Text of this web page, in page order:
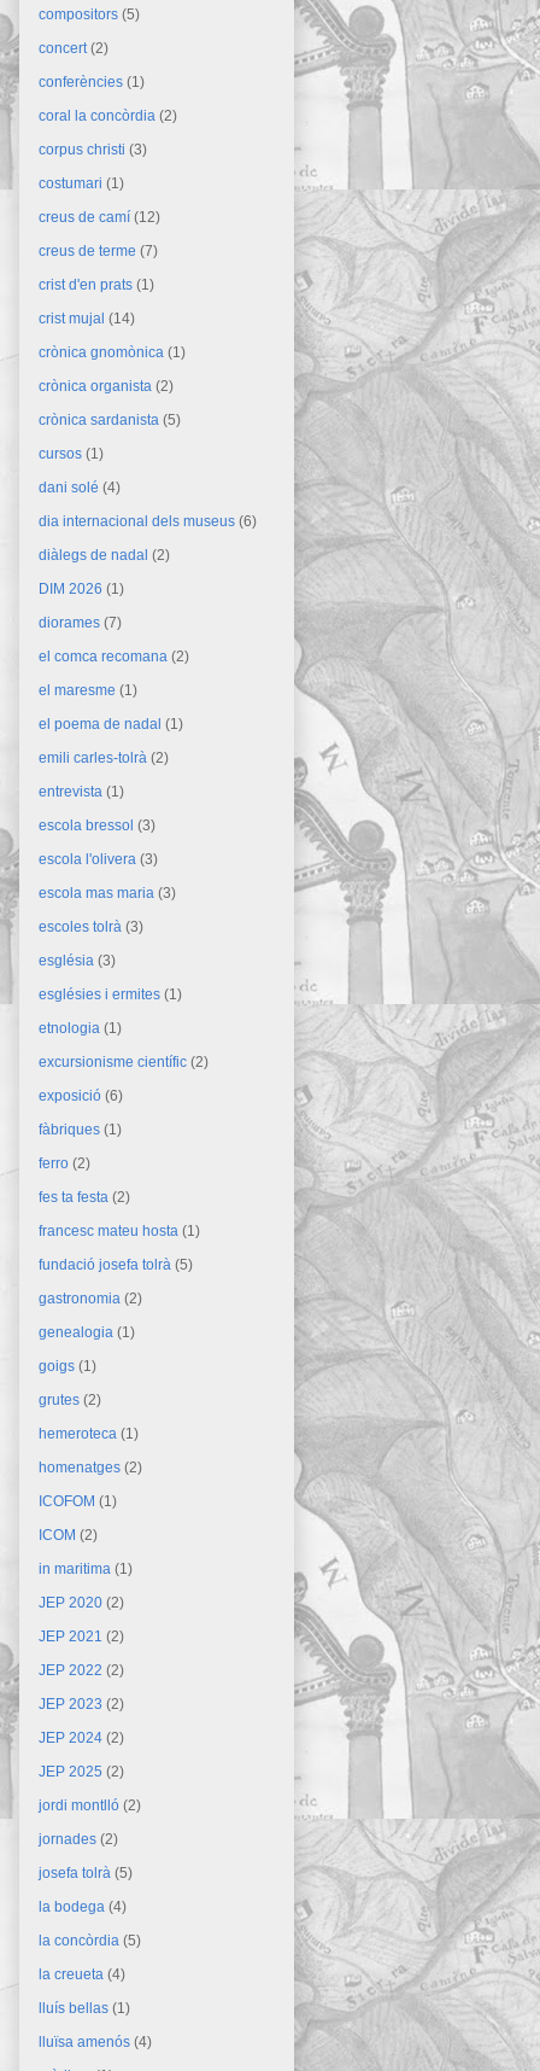
compositors (5)
concert (2)
conferències (1)
coral la concòrdia (2)
corpus christi (3)
costumari (1)
creus de camí (12)
creus de terme (7)
crist d'en prats (1)
crist mujal (14)
crònica gnomònica (1)
crònica organista (2)
crònica sardanista (5)
cursos (1)
dani solé (4)
dia internacional dels museus (6)
diàlegs de nadal (2)
DIM 2026 (1)
diorames (7)
el comca recomana (2)
el maresme (1)
el poema de nadal (1)
emili carles-tolrà (2)
entrevista (1)
escola bressol (3)
escola l'olivera (3)
escola mas maria (3)
escoles tolrà (3)
església (3)
esglésies i ermites (1)
etnologia (1)
excursionisme científic (2)
exposició (6)
fàbriques (1)
ferro (2)
fes ta festa (2)
francesc mateu hosta (1)
fundació josefa tolrà (5)
gastronomia (2)
genealogia (1)
goigs (1)
grutes (2)
hemeroteca (1)
homenatges (2)
ICOFOM (1)
ICOM (2)
in maritima (1)
JEP 2020 (2)
JEP 2021 (2)
JEP 2022 (2)
JEP 2023 (2)
JEP 2024 (2)
JEP 2025 (2)
jordi montlló (2)
jornades (2)
josefa tolrà (5)
la bodega (4)
la concòrdia (5)
la creueta (4)
lluís bellas (1)
lluïsa amenós (4)